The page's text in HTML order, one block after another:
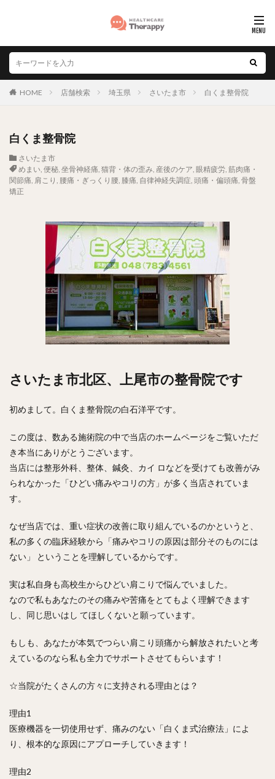
HOME 店舗検索 埼玉県 さいたま市 白くま整骨院
白くま整骨院
さいたま市
めまい, 便秘, 坐骨神経痛, 猫背・体の歪み, 産後のケア, 眼精疲労, 筋肉痛・
関節痛, 肩こり , 腰痛・ぎっくり腰, 膝痛, 自律神経失調症, 頭痛・偏頭痛, 骨盤
矯正
さいたま市北区、上尾市の整骨院です
初めまして。白くま整骨院の白石洋平です。
この度は、数ある施術院の中で当店のホームページをご覧いただ
き本当にありがとうございます。
当店には整形外科、整体、鍼灸、カイ ロなどを受けても改善がみ
られなかった「ひどい痛みやコリの方」が多く当店されていま
す。
なぜ当店では、重い症状の改善に取り組んでいるのかというと、
私の多くの臨床経験から「痛みやコリの原因は部分そのものには
ない」 ということを理解しているからです。
実は私自身も高校生からひどい肩こりで悩んでいました。
なので私もあなたのその痛みや苦痛をとてもよく理解できます
し、同じ思いはし てほしくないと願っています。
もしも、あなたが本気でつらい肩こり頭痛から解放されたいと考
えているのなら私も全力でサポートさせてもらいます！
☆当院がたくさんの方々に支持される理由とは？
理由1
医療機器を一切使用せず、痛みのない「白くま式治療法」によ
り、根本的な原因にアプローチしていきます！
理由2